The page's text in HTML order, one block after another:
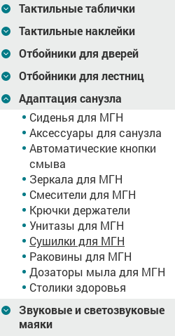
Тактильные таблички
Тактильные наклейки
Отбойники для дверей
Отбойники для лестниц
Адаптация санузла
Сиденья для МГН
Аксессуары для санузла
Автоматические кнопки
смыва
Зеркала для МГН
Смесители для МГН
Крючки держатели
Унитазы для МГН
Сушилки для МГН
Раковины для МГН
Дозаторы мыла для МГН
Столики здоровья
Звуковые и светозвуковые
маяки
Сушилка для рук,
высокоскор, VRT-1800,
ABS пластик, бел
50 873₽
В корзину